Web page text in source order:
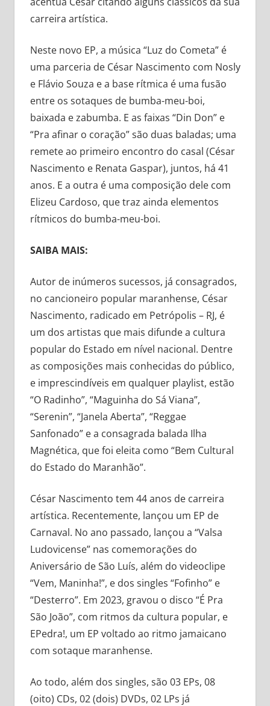
carreira artística.
Neste novo EP, a música “Luz do Cometa” é
uma parceria de César Nascimento com Nosly
e Flávio Souza e a base rítmica é uma fusão
entre os sotaques de bumba-meu-boi,
baixada e zabumba. E as faixas “Din Don” e
“Pra afinar o coração” são duas baladas; uma
remete ao primeiro encontro do casal (César
Nascimento e Renata Gaspar), juntos, há 41
anos. E a outra é uma composição dele com
Elizeu Cardoso, que traz ainda elementos
rítmicos do bumba-meu-boi.
SAIBA MAIS:
Autor de inúmeros sucessos, já consagrados,
no cancioneiro popular maranhense, César
Nascimento, radicado em Petrópolis – RJ, é
um dos artistas que mais difunde a cultura
popular do Estado em nível nacional. Dentre
as composições mais conhecidas do público,
e imprescindíveis em qualquer playlist, estão
“O Radinho”, “Maguinha do Sá Viana”,
“Serenin”, “Janela Aberta”, “Reggae
Sanfonado” e a consagrada balada Ilha
Magnética, que foi eleita como “Bem Cultural
do Estado do Maranhão”.
César Nascimento tem 44 anos de carreira
artística. Recentemente, lançou um EP de
Carnaval. No ano passado, lançou a “Valsa
Ludovicense” nas comemorações do
Aniversário de São Luís, além do videoclipe
“Vem, Maninha!”, e dos singles “Fofinho” e
“Desterro”. Em 2023, gravou o disco “É Pra
São João”, com ritmos da cultura popular, e
EPedra!, um EP voltado ao ritmo jamaicano
com sotaque maranhense.
Ao todo, além dos singles, são 03 EPs, 08
(oito) CDs, 02 (dois) DVDs, 02 LPs já